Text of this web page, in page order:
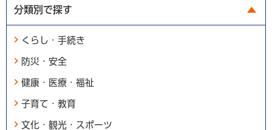
分類別で探す
くらし・手続き
防災・安全
健康・医療・福祉
子育て・教育
文化・観光・スポーツ